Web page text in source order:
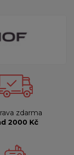
zdarma
2000 Kč